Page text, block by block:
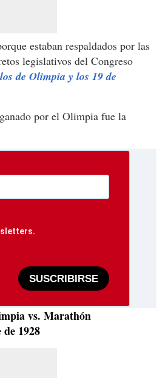
estaban respaldados por las
legislativos del Congreso
de Olimpia y los 19 de
por el Olimpia fue la
SUSCRIBIRSE
vs. Marathón
1928